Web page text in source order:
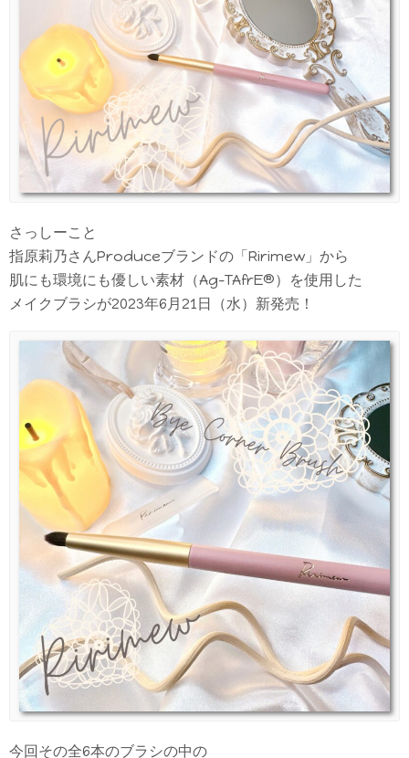
さっしーこと
指原莉乃さんProduceブランドの「Ririmew」から
肌にも環境にも優しい素材（Ag-TAfrE®）を使用した
メイクブラシが2023年6月21日（水）新発売！
今回その全6本のブラシの中の